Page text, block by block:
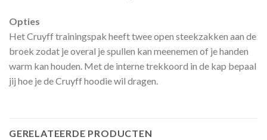
Opties
Het Cruyff trainingspak heeft twee open steekzakken aan de
broek zodat je overal je spullen kan meenemen of je handen
warm kan houden. Met de interne trekkoord in de kap bepaal
jij hoe je de Cruyff hoodie wil dragen.
GERELATEERDE PRODUCTEN